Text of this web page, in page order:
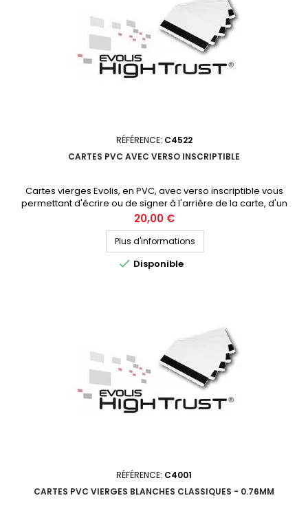
RÉFÉRENCE: C4522
CARTES PVC AVEC VERSO INSCRIPTIBLE
Cartes vierges Evolis, en PVC, avec verso inscriptible vous
permettant d'écrire ou de signer à l'arrière de la carte, d'un
épaisseur de 0.50mm. Elles vous sont livrées par lot de 100 cartes.
Demandez votre devis personnalisé
Prix
20,00 €
Plus d'informations
 Disponible
RÉFÉRENCE: C4001
CARTES PVC VIERGES BLANCHES CLASSIQUES - 0.76MM